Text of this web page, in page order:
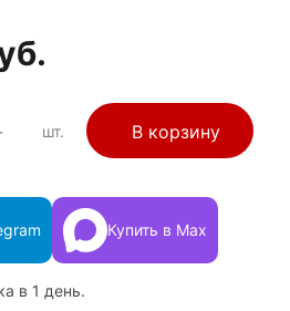
"Можайский Двор"
шт. В корзину
Купить в Max
в 1 день.